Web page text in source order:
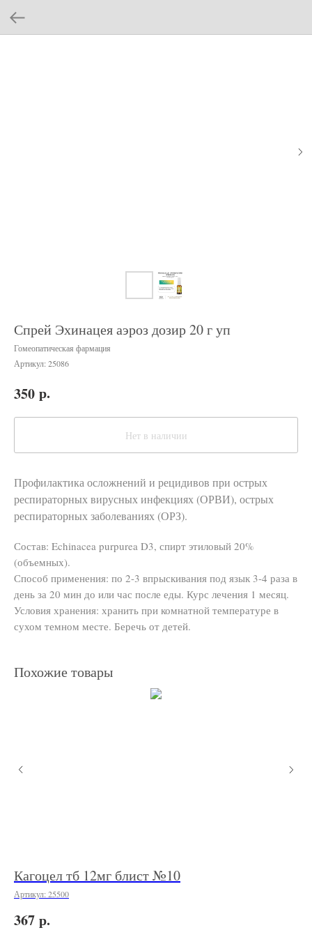
Спрей Эхинацея аэроз дозир 20 г уп
Гомеопатическая фармация
Артикул: 25086
350 р.
Нет в наличии
Профилактика осложнений и рецидивов при острых
респираторных вирусных инфекциях (ОРВИ), острых
респираторных заболеваниях (ОРЗ).
Состав: Echinacea purpurea D3, спирт этиловый 20%
(объемных).
Способ применения: по 2-3 впрыскивания под язык 3-4 раза в
день за 20 мин до или час после еды. Курс лечения 1 месяц.
Условия хранения: хранить при комнатной температуре в
сухом темном месте. Беречь от детей.
Похожие товары
Кагоцел тб 12мг блист №10
Артикул: 25500
367 р.